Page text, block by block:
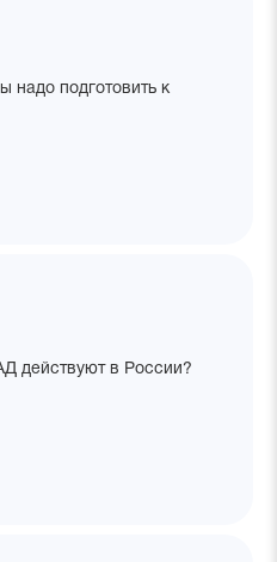
надо подготовить к
действуют в России?